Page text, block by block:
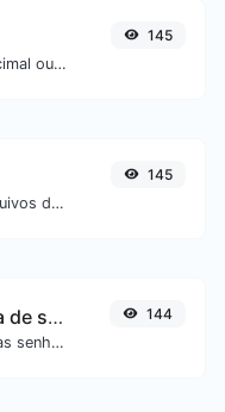
Converta texto para decimal ou vice-versa para qualquer entrada de texto.
145
Converta facilmente arquivos de imagem JPG para WEBP.
145
Verificador de força de senha
Certifique-se de que suas senhas sejam boas o suficiente.
144